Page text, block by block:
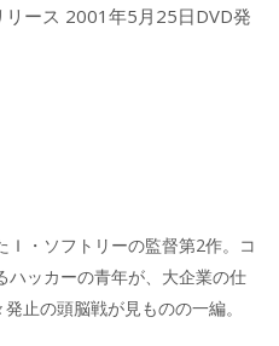
ース 2001年5月25日DVD発
Ｉ・ソフトリーの監督第2作。コ
ハッカーの青年が、大企業の仕
止の頭脳戦が見ものの一編。